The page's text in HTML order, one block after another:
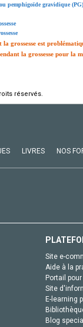
pemphigoïde gravidique (PG)
la grossesse est
la grossesse pour la
réservés.
LIVRES NOS
Site e-
Aide à la
Portail
Site
E-learning
Blog